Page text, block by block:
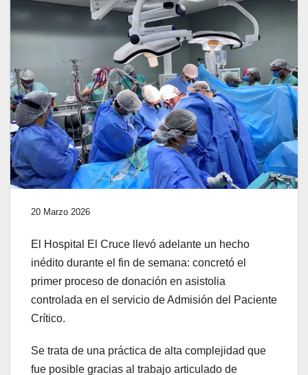
20 Marzo 2026
El Hospital El Cruce llevó adelante un hecho
inédito durante el fin de semana: concretó el
primer proceso de donación en asistolia
controlada en el servicio de Admisión del Paciente
Crítico.
Se trata de una práctica de alta complejidad que
fue posible gracias al trabajo articulado de